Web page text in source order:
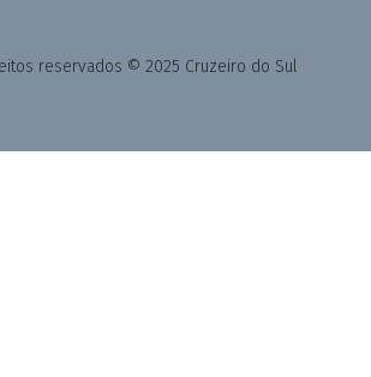
reservados © 2025 Cruzeiro do Sul